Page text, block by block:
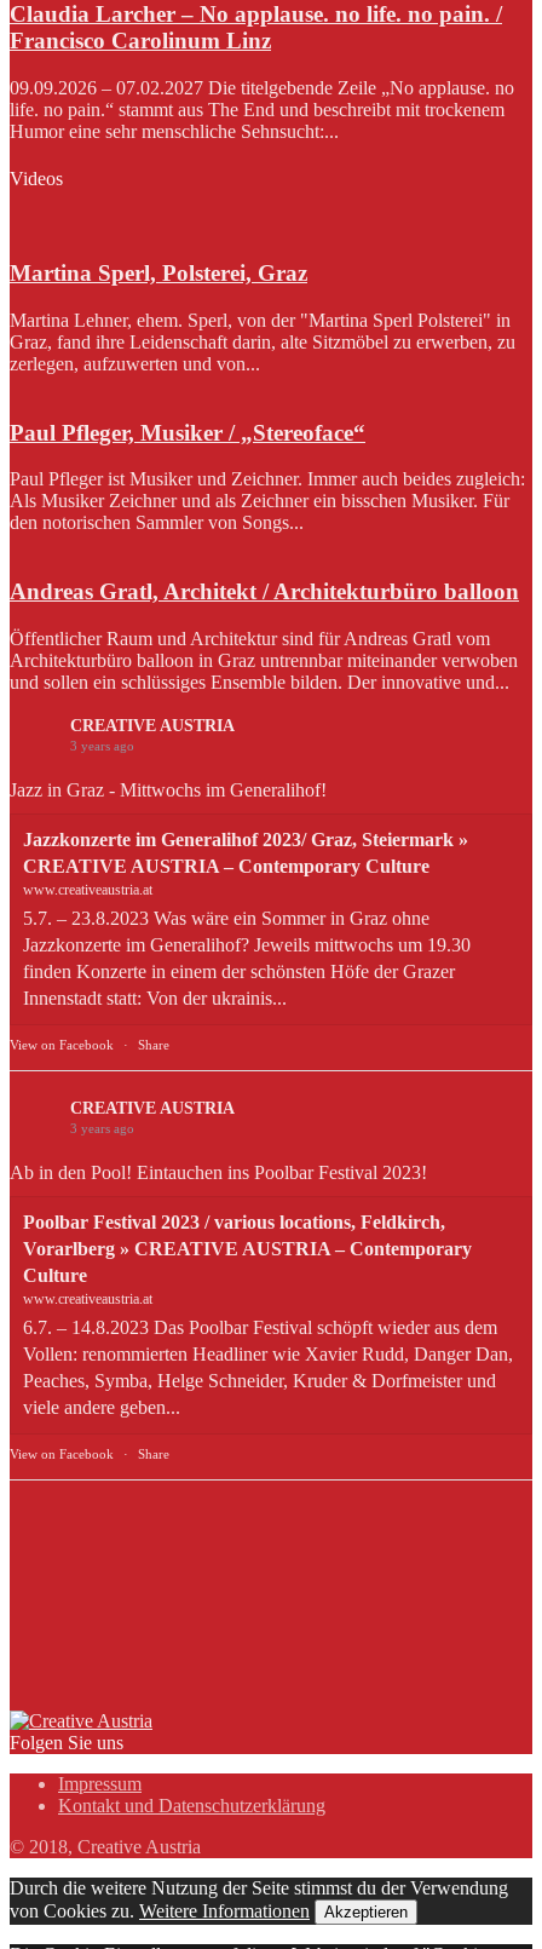
Claudia Larcher – No applause. no life. no pain. /
Francisco Carolinum Linz
09.09.2026 – 07.02.2027 Die titelgebende Zeile „No applause. no
life. no pain.“ stammt aus The End und beschreibt mit trockenem
Humor eine sehr menschliche Sehnsucht:...
Videos
Martina Sperl, Polsterei, Graz
Martina Lehner, ehem. Sperl, von der "Martina Sperl Polsterei" in
Graz, fand ihre Leidenschaft darin, alte Sitzmöbel zu erwerben, zu
zerlegen, aufzuwerten und von...
Paul Pfleger, Musiker / „Stereoface“
Paul Pfleger ist Musiker und Zeichner. Immer auch beides zugleich:
Als Musiker Zeichner und als Zeichner ein bisschen Musiker. Für
den notorischen Sammler von Songs...
Andreas Gratl, Architekt / Architekturbüro balloon
Öffentlicher Raum und Architektur sind für Andreas Gratl vom
Architekturbüro balloon in Graz untrennbar miteinander verwoben
und sollen ein schlüssiges Ensemble bilden. Der innovative und...
CREATIVE AUSTRIA
3 years ago
Jazz in Graz - Mittwochs im Generalihof!
Jazzkonzerte im Generalihof 2023/ Graz, Steiermark »
CREATIVE AUSTRIA – Contemporary Culture
www.creativeaustria.at
5.7. – 23.8.2023 Was wäre ein Sommer in Graz ohne
Jazzkonzerte im Generalihof? Jeweils mittwochs um 19.30
finden Konzerte in einem der schönsten Höfe der Grazer
Innenstadt statt: Von der ukrainis...
View on Facebook · Share
CREATIVE AUSTRIA
3 years ago
Ab in den Pool! Eintauchen ins Poolbar Festival 2023!
Poolbar Festival 2023 / various locations, Feldkirch,
Vorarlberg » CREATIVE AUSTRIA – Contemporary
Culture
www.creativeaustria.at
6.7. – 14.8.2023 Das Poolbar Festival schöpft wieder aus dem
Vollen: renommierten Headliner wie Xavier Rudd, Danger Dan,
Peaches, Symba, Helge Schneider, Kruder & Dorfmeister und
viele andere geben...
View on Facebook · Share
Folgen Sie uns
Impressum
Kontakt und Datenschutzerklärung
© 2018, Creative Austria
Durch die weitere Nutzung der Seite stimmst du der Verwendung
von Cookies zu. Weitere Informationen Akzeptieren